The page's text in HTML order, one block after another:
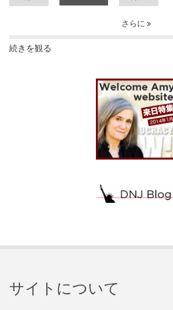
さらに
続きを観る
サイトについて